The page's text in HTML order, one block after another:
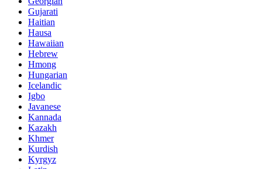
Gujarati
Haitian
Hausa
Hawaiian
Hebrew
Hmong
Hungarian
Icelandic
Igbo
Javanese
Kannada
Kazakh
Khmer
Kurdish
Kyrgyz